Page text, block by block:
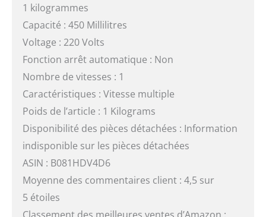
1 kilogrammes
Capacité : 450 Millilitres
Voltage : 220 Volts
Fonction arrêt automatique : Non
Nombre de vitesses : 1
Caractéristiques : Vitesse multiple
Poids de l’article : 1 Kilograms
Disponibilité des pièces détachées : Information
indisponible sur les pièces détachées
ASIN : B081HDV4D6
Moyenne des commentaires client : 4,5 sur
5 étoiles